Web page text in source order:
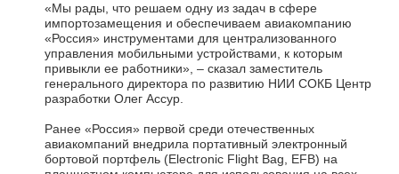
«Мы рады, что решаем одну из задач в сфере
импортозамещения и обеспечиваем авиакомпанию
«Россия» инструментами для централизованного
управления мобильными устройствами, к которым
привыкли ее работники», – сказал заместитель
генерального директора по развитию НИИ СОКБ Центр
разработки Олег Ассур.
Ранее «Россия» первой среди отечественных
авиакомпаний внедрила портативный электронный
бортовой портфель (Electronic Flight Bag, EFB) на